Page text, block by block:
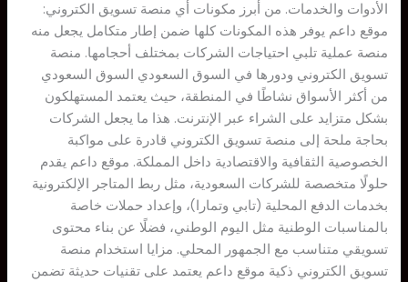
الأدوات والخدمات. من أبرز مكونات أي منصة تسويق الكتروني:
موقع داعم يوفر هذه المكونات كلها ضمن إطار متكامل يجعل منه
منصة عملية تلبي احتياجات الشركات بمختلف أحجامها. منصة
تسويق الكتروني ودورها في السوق السعودي السوق السعودي
من أكثر الأسواق نشاطًا في المنطقة، حيث يعتمد المستهلكون
بشكل متزايد على الشراء عبر الإنترنت. هذا ما يجعل الشركات
بحاجة ملحة إلى منصة تسويق الكتروني قادرة على مواكبة
الخصوصية الثقافية والاقتصادية داخل المملكة. موقع داعم يقدم
حلولًا متخصصة للشركات السعودية، مثل ربط المتاجر الإلكترونية
بخدمات الدفع المحلية (تابي وتمارا)، وإعداد حملات خاصة
بالمناسبات الوطنية مثل اليوم الوطني، فضلًا عن بناء محتوى
تسويقي متناسب مع الجمهور المحلي. مزايا استخدام منصة
تسويق الكتروني ذكية موقع داعم يعتمد على تقنيات حديثة تضمن